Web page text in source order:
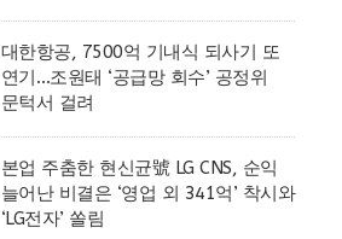
대한항공, 7500억 기내식 되사기 또
연기…조원태 ‘공급망 회수’ 공정위
문턱서 걸려
본업 주춤한 현신균號 LG CNS, 순익
늘어난 비결은 ‘영업 외 341억’ 착시와
‘LG전자’ 쏠림